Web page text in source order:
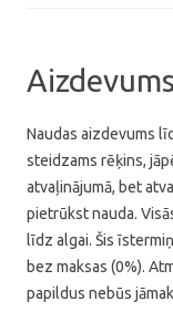
Naudas aizdevums
steidzams rēķins,
atvaļinājumā, bet
pietrūkst nauda.
līdz algai. Šis
bez maksas (0%).
papildus nebūs